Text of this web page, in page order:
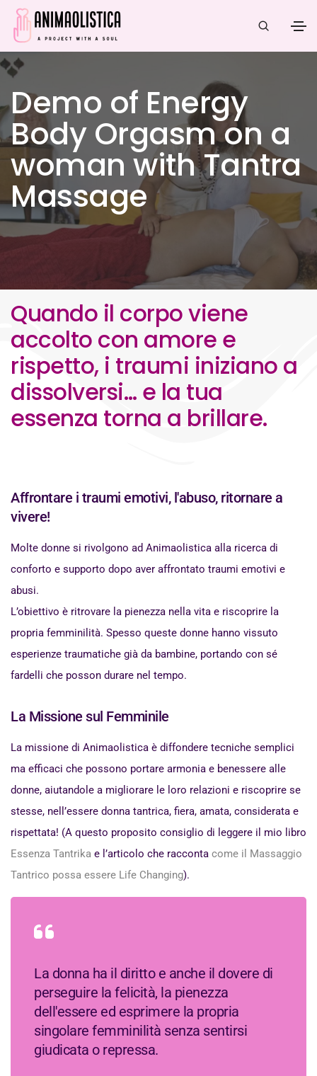
Demo of Energy
Body Orgasm on a
woman with Tantra
Massage
Quando il corpo viene
accolto con amore e
rispetto, i traumi iniziano a
dissolversi… e la tua
essenza torna a brillare.
Affrontare i traumi emotivi, l'abuso, ritornare a
vivere!
Molte donne si rivolgono ad Animaolistica alla ricerca di
conforto e supporto dopo aver affrontato traumi emotivi e
abusi.
L’obiettivo è ritrovare la pienezza nella vita e riscoprire la
propria femminilità. Spesso queste donne hanno vissuto
esperienze traumatiche già da bambine, portando con sé
fardelli che posson durare nel tempo.
La Missione sul Femminile
La missione di Animaolistica è diffondere tecniche semplici
ma efficaci che possono portare armonia e benessere alle
donne, aiutandole a migliorare le loro relazioni e riscoprire se
stesse, nell’essere donna tantrica, fiera, amata, considerata e
rispettata! (A questo proposito consiglio di leggere il mio libro
Essenza Tantrika e l’articolo che racconta come il Massaggio
Tantrico possa essere Life Changing).
La donna ha il diritto e anche il dovere di
perseguire la felicità, la pienezza
dell'essere ed esprimere la propria
singolare femminilità senza sentirsi
giudicata o repressa.